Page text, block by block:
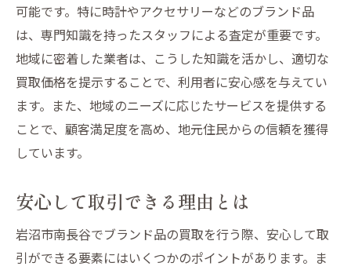
可能です。特に時計やアクセサリーなどのブランド品
は、専門知識を持ったスタッフによる査定が重要です。
地域に密着した業者は、こうした知識を活かし、適切な
買取価格を提示することで、利用者に安心感を与えてい
ます。また、地域のニーズに応じたサービスを提供する
ことで、顧客満足度を高め、地元住民からの信頼を獲得
しています。
安心して取引できる理由とは
岩沼市南長谷でブランド品の買取を行う際、安心して取
引ができる要素にはいくつかのポイントがあります。ま